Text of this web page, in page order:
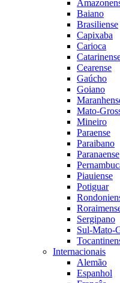
Baiano
Brasiliense
Capixaba
Carioca
Cearense
Gaúcho
Goiano
Mato-
Mineiro
Paraense
Paraibano
Paranaense
Piauiense
Potiguar
Sergipano
Sul-Mato-
Internacionais
Alemão
Espanhol